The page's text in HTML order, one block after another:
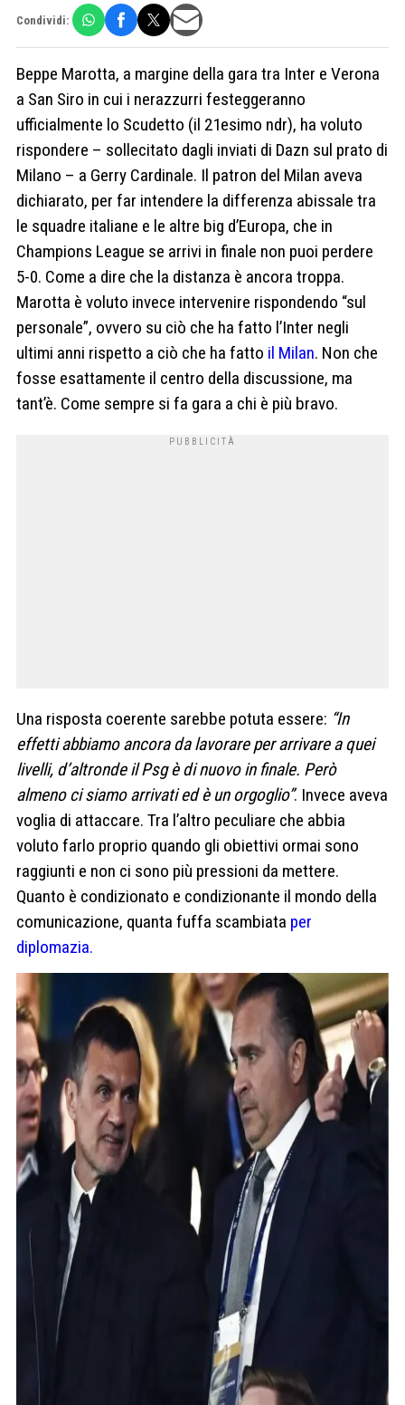
Condividi:
Beppe Marotta, a margine della gara tra Inter e Verona
a San Siro in cui i nerazzurri festeggeranno
ufficialmente lo Scudetto (il 21esimo ndr), ha voluto
rispondere – sollecitato dagli inviati di Dazn sul prato di
Milano – a Gerry Cardinale. Il patron del Milan aveva
dichiarato, per far intendere la differenza abissale tra
le squadre italiane e le altre big d’Europa, che in
Champions League se arrivi in finale non puoi perdere
5-0. Come a dire che la distanza è ancora troppa.
Marotta è voluto invece intervenire rispondendo “sul
personale”, ovvero su ciò che ha fatto l’Inter negli
ultimi anni rispetto a ciò che ha fatto il Milan. Non che
fosse esattamente il centro della discussione, ma
tant’è. Come sempre si fa gara a chi è più bravo.
Una risposta coerente sarebbe potuta essere: “In
effetti abbiamo ancora da lavorare per arrivare a quei
livelli, d’altronde il Psg è di nuovo in finale. Però
almeno ci siamo arrivati ed è un orgoglio”. Invece aveva
voglia di attaccare. Tra l’altro peculiare che abbia
voluto farlo proprio quando gli obiettivi ormai sono
raggiunti e non ci sono più pressioni da mettere.
Quanto è condizionato e condizionante il mondo della
comunicazione, quanta fuffa scambiata per
diplomazia.